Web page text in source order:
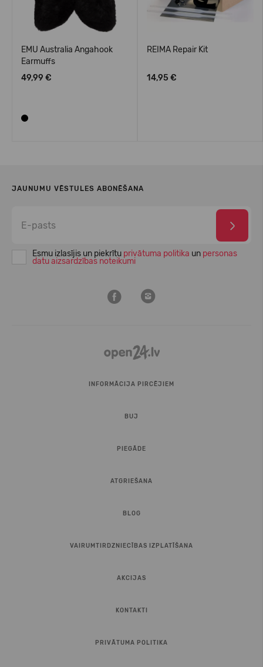
EMU Australia Angahook
Earmuffs
49,99 €
REIMA Repair Kit
14,95 €
JAUNUMU VĒSTULES ABONĒŠANA
Esmu izlasījis un piekrītu privātuma politika un personas
datu aizsardzības noteikumi
INFORMĀCIJA PIRCĒJIEM
BUJ
PIEGĀDE
ATGRIEŠANA
BLOG
VAIRUMTIRDZNIECĪBAS IZPLATĪŠANA
AKCIJAS
KONTAKTI
PRIVĀTUMA POLITIKA